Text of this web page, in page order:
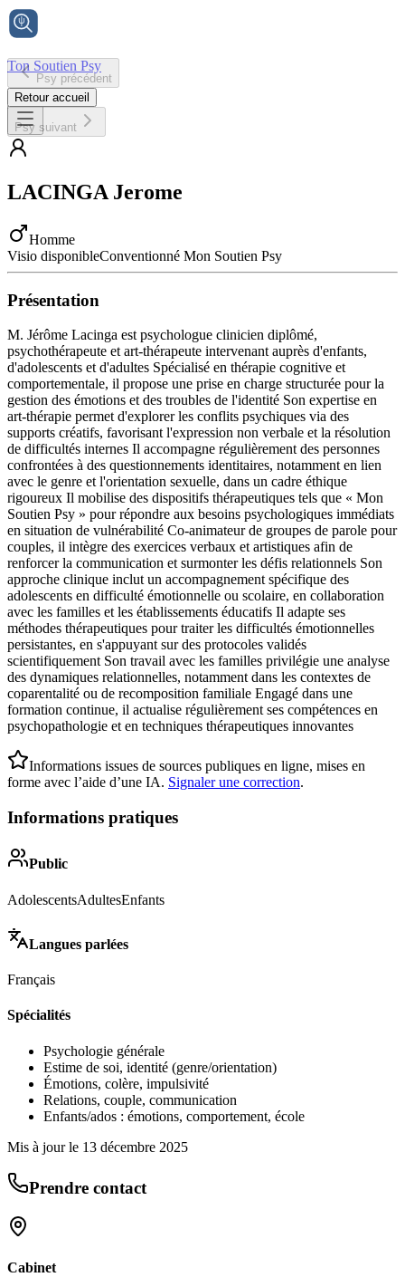
Ton Soutien Psy
Accueil
Psy précédent
Retour accueil
Psy suivant
LACINGA Jerome
Homme
Visio disponibleConventionné Mon Soutien Psy
Présentation
M. Jérôme Lacinga est psychologue clinicien diplômé,
psychothérapeute et art-thérapeute intervenant auprès d'enfants,
d'adolescents et d'adultes Spécialisé en thérapie cognitive et
comportementale, il propose une prise en charge structurée pour la
gestion des émotions et des troubles de l'identité Son expertise en
art-thérapie permet d'explorer les conflits psychiques via des
supports créatifs, favorisant l'expression non verbale et la résolution
de difficultés internes Il accompagne régulièrement des personnes
confrontées à des questionnements identitaires, notamment en lien
avec le genre et l'orientation sexuelle, dans un cadre éthique
rigoureux Il mobilise des dispositifs thérapeutiques tels que « Mon
Soutien Psy » pour répondre aux besoins psychologiques immédiats
en situation de vulnérabilité Co-animateur de groupes de parole pour
couples, il intègre des exercices verbaux et artistiques afin de
renforcer la communication et surmonter les défis relationnels Son
approche clinique inclut un accompagnement spécifique des
adolescents en difficulté émotionnelle ou scolaire, en collaboration
avec les familles et les établissements éducatifs Il adapte ses
méthodes thérapeutiques pour traiter les difficultés émotionnelles
persistantes, en s'appuyant sur des protocoles validés
scientifiquement Son travail avec les familles privilégie une analyse
des dynamiques relationnelles, notamment dans les contextes de
coparentalité ou de recomposition familiale Engagé dans une
formation continue, il actualise régulièrement ses compétences en
psychopathologie et en techniques thérapeutiques innovantes
Informations issues de sources publiques en ligne, mises en
forme avec l’aide d’une IA. Signaler une correction.
Informations pratiques
Public
AdolescentsAdultesEnfants
Langues parlées
Français
Spécialités
Psychologie générale
Estime de soi, identité (genre/orientation)
Émotions, colère, impulsivité
Relations, couple, communication
Enfants/ados : émotions, comportement, école
Mis à jour le 13 décembre 2025
Prendre contact
Cabinet